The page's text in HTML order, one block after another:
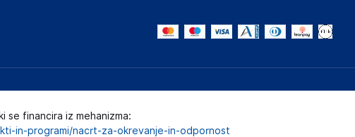
se financira iz mehanizma:
in-programi/nacrt-za-okrevanje-in-odpornost